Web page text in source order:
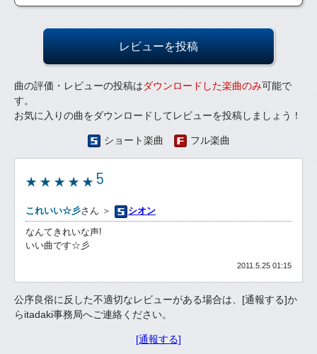
レビューを投稿
曲の評価・レビューの投稿はダウンロードした楽曲のみ可能で
す。
お気に入りの曲をダウンロードしてレビューを投稿しましょう！
ショート楽曲 フル楽曲
5
これいい☆彡さん ＞
シオン
なんてきれいな声!
いい曲です☆彡
2011.5.25 01:15
公序良俗に反した不適切なレビューがある場合は、[通報する]か
らitadaki事務局へご連絡ください。
[通報する]